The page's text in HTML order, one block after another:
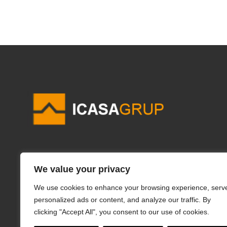
We value your privacy
We use cookies to enhance your browsing experience,
personalized ads or content, and analyze our traffic. By
clicking "Accept All", you consent to our use of cookies.
Tel.: 620 830 723 /93 588 73 69
Horario: Lunes a Viernes de 9.00h. a 14.00h. – 16.00h. a